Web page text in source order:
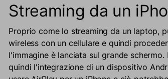
Streaming da un
Proprio come lo streaming da un laptop,
wireless con un cellulare e quindi
l'immagine è lanciata sul grande
quindi l'integrazione di un dispositivo